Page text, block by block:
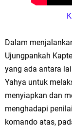
Zakat Produktif
Karang Taruna
Islamic Center
Nila Yani Apresiasi
Jajanan Jadul di
Dalam
Ujungpankah
yang ada antara
Yahya untuk
menyiapkan dan
menghadapi
komando atas,